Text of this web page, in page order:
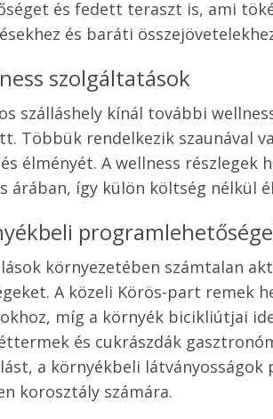
és fedett teraszt is, ami
és baráti
szolgáltatások
szálláshely kínál további
Többük rendelkezik szaunával
élményét. A wellness
árában, így külön költség nélkül
környezetében számtalan
A közeli Körös-part remek
míg a környék bicikliútjai
és cukrászdák
a környékbeli
korosztály számára.